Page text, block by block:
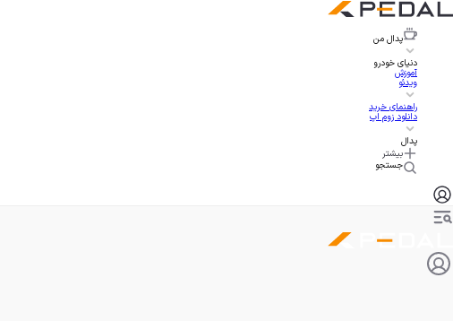
پدال من
دنیای خودرو
آموزش
ویدئو
راهنمای خرید
دانلود زوم اپ
پدال
بیشتر
جستجو